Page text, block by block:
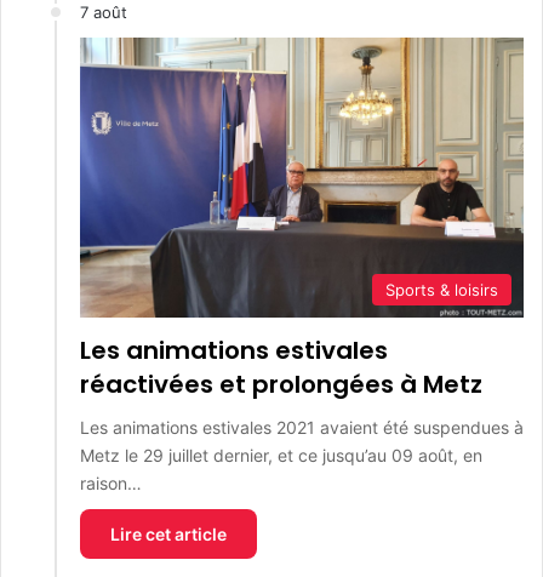
7 août
Sports & loisirs
Les animations estivales
réactivées et prolongées à Metz
Les animations estivales 2021 avaient été suspendues à
Metz le 29 juillet dernier, et ce jusqu’au 09 août, en
raison…
Lire cet article